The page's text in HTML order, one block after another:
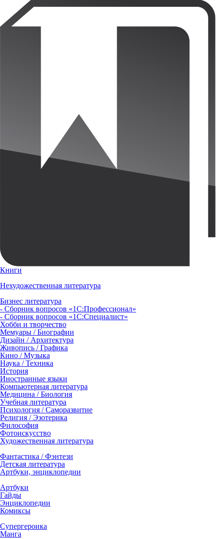
Книги
Нехудожественная литература
Бизнес литература
- Сборник вопросов «1С:Профессионал»
- Сборник вопросов «1С:Специалист»
Хобби и творчество
Мемуары / Биографии
Дизайн / Архитектура
Живопись / Графика
Кино / Музыка
Наука / Техника
История
Иностранные языки
Компьютерная литература
Медицина / Биология
Учебная литература
Психология / Саморазвитие
Религия / Эзотерика
Философия
Фотоискусство
Художественная литература
Фантастика / Фэнтези
Детская литература
Артбуки, энциклопедии
Артбуки
Гайды
Энциклопедии
Комиксы
Супергероика
Манга